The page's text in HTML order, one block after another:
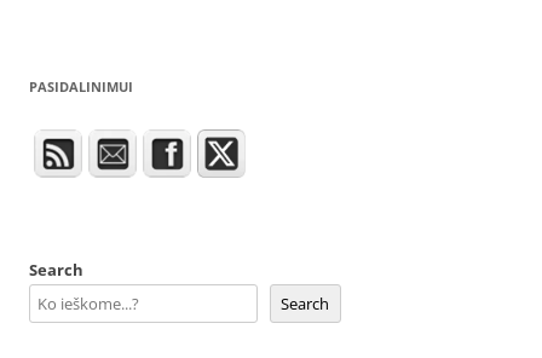
PASIDALINIMUI
Search
Search